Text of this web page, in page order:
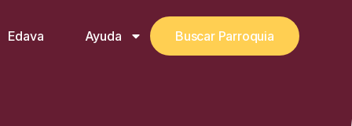
Edava Ayuda Buscar Parroquia